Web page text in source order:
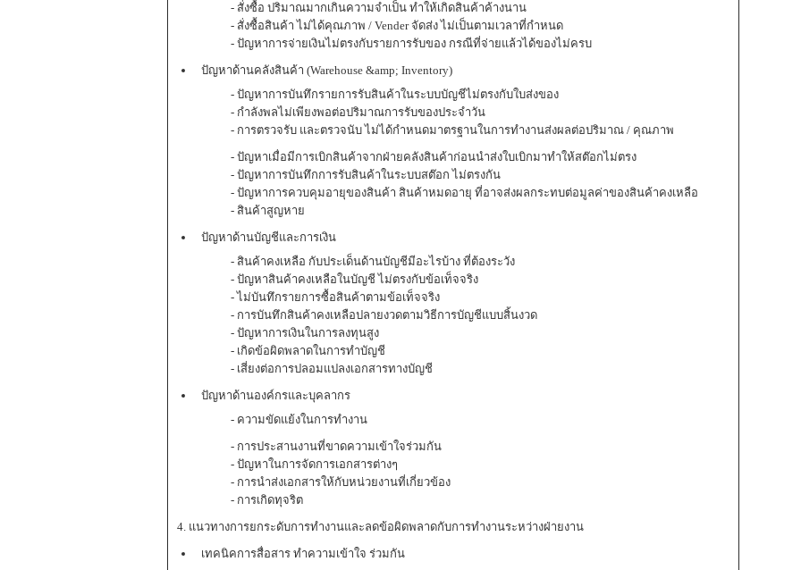
- สั่งซื้อ ปริมาณมากเกินความจำเป็น ทำให้เกิดสินค้าค้างนาน
- สั่งซื้อสินค้า ไม่ได้คุณภาพ / Vender จัดส่ง ไม่เป็นตามเวลาที่กำหนด
- ปัญหาการจ่ายเงินไม่ตรงกับรายการรับของ กรณีที่จ่ายแล้วได้ของไม่ครบ
ปัญหาด้านคลังสินค้า (Warehouse &amp; Inventory)
- ปัญหาการบันทึกรายการรับสินค้าในระบบบัญชีไม่ตรงกับใบส่งของ
- กำลังพลไม่เพียงพอต่อปริมาณการรับของประจำวัน
- การตรวจรับ และตรวจนับ ไม่ได้กำหนดมาตรฐานในการทำงานส่งผลต่อปริมาณ / คุณภาพ
- ปัญหาเมื่อมีการเบิกสินค้าจากฝ่ายคลังสินค้าก่อนนำส่งใบเบิกมาทำให้สต๊อกไม่ตรง
- ปัญหาการบันทึกการรับสินค้าในระบบสต๊อก ไม่ตรงกัน
- ปัญหาการควบคุมอายุของสินค้า สินค้าหมดอายุ ที่อาจส่งผลกระทบต่อมูลค่าของสินค้าคงเหลือ
- สินค้าสูญหาย
ปัญหาด้านบัญชีและการเงิน
- สินค้าคงเหลือ กับประเด็นด้านบัญชีมีอะไรบ้าง ที่ต้องระวัง
- ปัญหาสินค้าคงเหลือในบัญชี ไม่ตรงกับข้อเท็จจริง
- ไม่บันทึกรายการซื้อสินค้าตามข้อเท็จจริง
- การบันทึกสินค้าคงเหลือปลายงวดตามวิธีการบัญชีแบบสิ้นงวด
- ปัญหาการเงินในการลงทุนสูง
- เกิดข้อผิดพลาดในการทำบัญชี
- เสี่ยงต่อการปลอมแปลงเอกสารทางบัญชี
ปัญหาด้านองค์กรและบุคลากร
- ความขัดแย้งในการทำงาน
- การประสานงานที่ขาดความเข้าใจร่วมกัน
- ปัญหาในการจัดการเอกสารต่างๆ
- การนำส่งเอกสารให้กับหน่วยงานที่เกี่ยวข้อง
- การเกิดทุจริต
4. แนวทางการยกระดับการทำงานและลดข้อผิดพลาดกับการทำงานระหว่างฝ่ายงาน
เทคนิคการสื่อสาร ทำความเข้าใจ ร่วมกัน